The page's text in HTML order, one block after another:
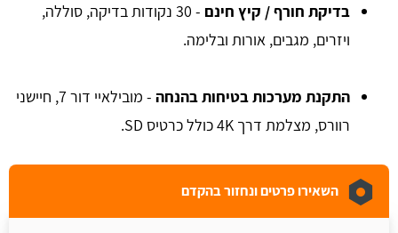
בדיקת חורף / קיץ חינם
- 30 נקודות בדיקה, סוללה,
ויזרים, מגבים, אורות ובלימה.
התקנת מערכות בטיחות בהנחה
- מובילאיי דור 7, חיישני
רוורס, מצלמת דרך 4K כולל כרטיס SD.
השאירו פרטים ונחזור בהקדם